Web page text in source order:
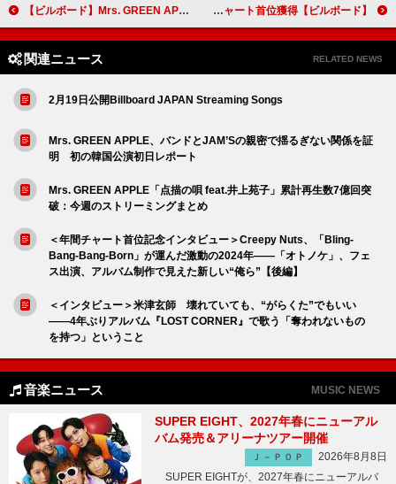
【ビルボード】Mrs. GREEN APPLE「ライラック」が総合首位返り咲き、ケンドリック・ラマー「ノット・ライク・アス」がチャートイン 【ビルボード】Mrs. GREEN APPLE「ライラック」通算24週目のアニメチャート首位獲得
関連ニュース RELATED NEWS
2月19日公開Billboard JAPAN Streaming Songs
Mrs. GREEN APPLE、バンドとJAM’Sの親密で揺るぎない関係を証
明 初の韓国公演初日レポート
Mrs. GREEN APPLE「点描の唄 feat.井上苑子」累計再生数7億回突
破：今週のストリーミングまとめ
＜年間チャート首位記念インタビュー＞Creepy Nuts、「Bling-
Bang-Bang-Born」が運んだ激動の2024年――「オトノケ」、フェ
ス出演、アルバム制作で見えた新しい“俺ら”【後編】
＜インタビュー＞米津玄師 壊れていても、“がらくた”でもいい
――4年ぶりアルバム『LOST CORNER』で歌う「奪われないもの
を持つ」ということ
音楽ニュース MUSIC NEWS
SUPER EIGHT、2027年春にニューアル
バム発売＆アリーナツアー開催
Ｊ－ＰＯＰ
2026年8月8日
SUPER EIGHTが、2027年春にニューアルバ